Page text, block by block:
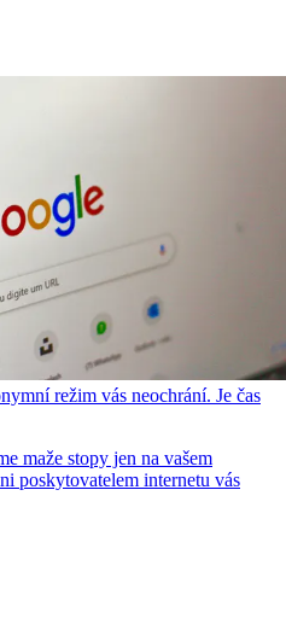
režim vás neochrání. Je čas
maže stopy jen na vašem
poskytovatelem internetu vás